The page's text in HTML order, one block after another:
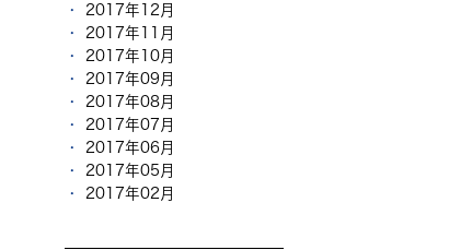
2017年12月
2017年11月
2017年10月
2017年09月
2017年08月
2017年07月
2017年06月
2017年05月
2017年02月